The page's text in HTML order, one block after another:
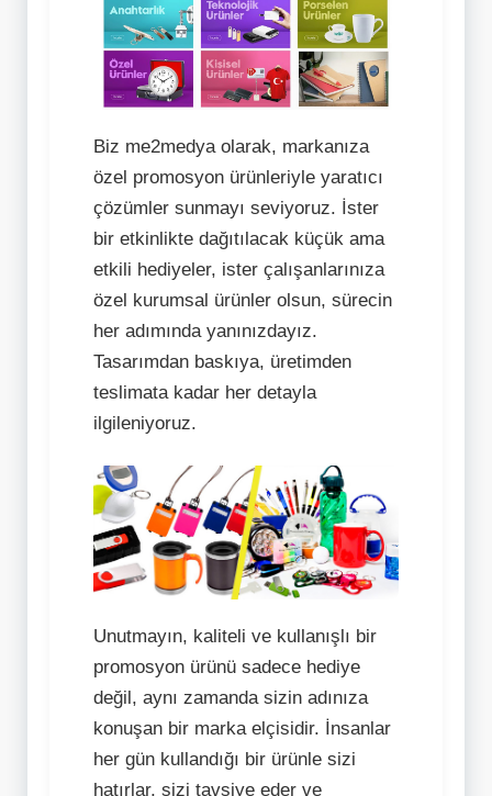
Biz me2medya olarak, markanıza
özel promosyon ürünleriyle yaratıcı
çözümler sunmayı seviyoruz. İster
bir etkinlikte dağıtılacak küçük ama
etkili hediyeler, ister çalışanlarınıza
özel kurumsal ürünler olsun, sürecin
her adımında yanınızdayız.
Tasarımdan baskıya, üretimden
teslimata kadar her detayla
ilgileniyoruz.
Unutmayın, kaliteli ve kullanışlı bir
promosyon ürünü sadece hediye
değil, aynı zamanda sizin adınıza
konuşan bir marka elçisidir. İnsanlar
her gün kullandığı bir ürünle sizi
hatırlar, sizi tavsiye eder ve